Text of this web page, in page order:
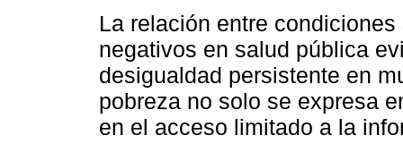
La relación entre
negativos en salud pública
desigualdad persistente en
pobreza no solo se expresa
en el acceso limitado a la